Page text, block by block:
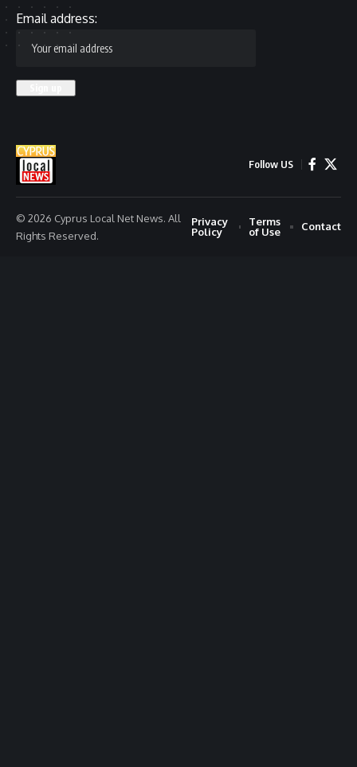
Email address:
Follow US
© 2026 Cyprus Local Net News. All
Rights Reserved.
Privacy
Policy
Terms
of Use
Contact